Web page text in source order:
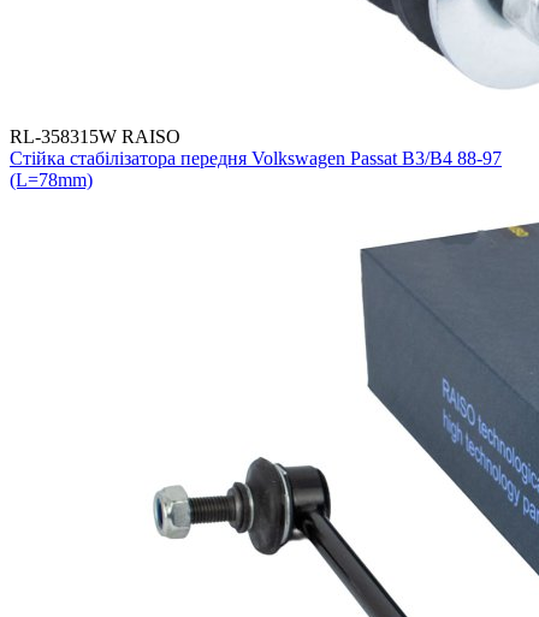
RL-358315W RAISO
Стійка стабілізатора передня Volkswagen Passat B3/B4 88-97
(L=78mm)